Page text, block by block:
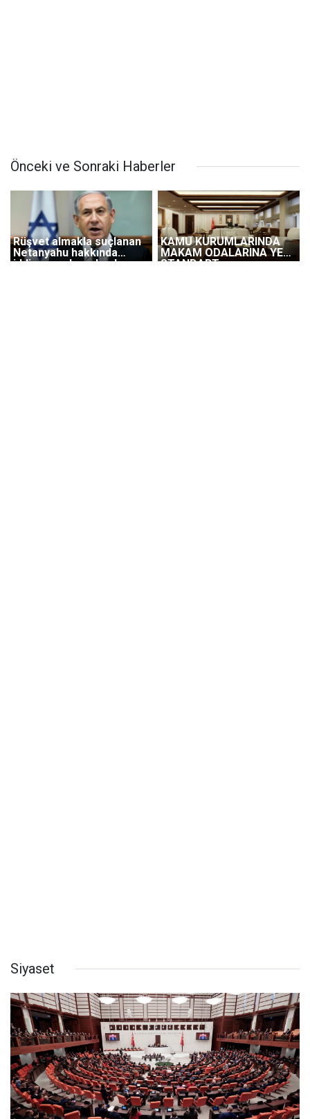
Önceki ve Sonraki Haberler
Rüşvet almakla suçlanan
Netanyahu hakkında
iddianame hazırlandı
KAMU KURUMLARINDA
MAKAM ODALARINA YENİ
STANDART
Siyaset